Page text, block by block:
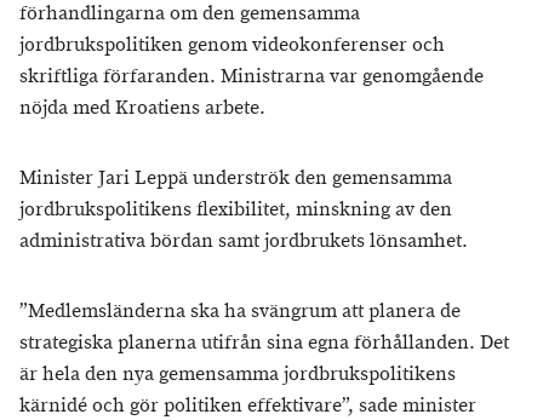
förhandlingarna om den gemensamma
jordbrukspolitiken genom videokonferenser och
skriftliga förfaranden. Ministrarna var genomgående
nöjda med Kroatiens arbete.
Minister Jari Leppä underströk den gemensamma
jordbrukspolitikens flexibilitet, minskning av den
administrativa bördan samt jordbrukets lönsamhet.
”Medlemsländerna ska ha svängrum att planera de
strategiska planerna utifrån sina egna förhållanden. Det
är hela den nya gemensamma jordbrukspolitikens
kärnidé och gör politiken effektivare”, sade minister